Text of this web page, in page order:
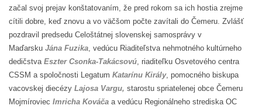
začal svoj prejav konštatovaním, že pred rokom sa ich hostia zrejme
cítili dobre, keď znovu a vo väčšom počte zavítali do Čemeru. Zvlášť
pozdravil predsedu Celoštátnej slovenskej samosprávy v
Maďarsku Jána Fuzika, vedúcu Riaditeľstva nehmotného kultúrneho
dedičstva Eszter Csonka-Takácsovú, riaditeľku Osvetového centra
CSSM a spoločnosti Legatum Katarínu Király, pomocného biskupa
vacovskej diecézy Lajosa Vargu, starostu spriatelenej obce Čemeru
Mojmíroviec Imricha Kováča a vedúcu Regionálneho strediska OC